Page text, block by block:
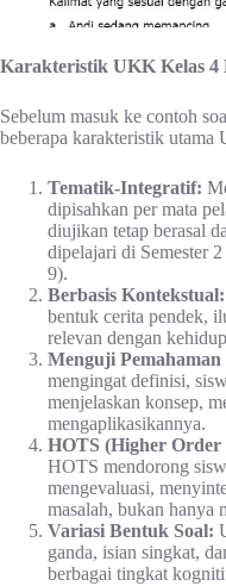
Karakteristik UKK Kelas 4
Sebelum masuk ke contoh
beberapa karakteristik
Tematik-Integratif:
dipisahkan per mata
diujikan tetap berasal
dipelajari di Semester
9).
Berbasis Kontekstual:
bentuk cerita pendek,
relevan dengan
Menguji Pemahaman
mengingat definisi,
menjelaskan konsep,
mengaplikasikannya.
HOTS (Higher
HOTS mendorong
mengevaluasi,
masalah, bukan hanya
Variasi Bentuk Soal:
ganda, isian singkat,
berbagai tingkat